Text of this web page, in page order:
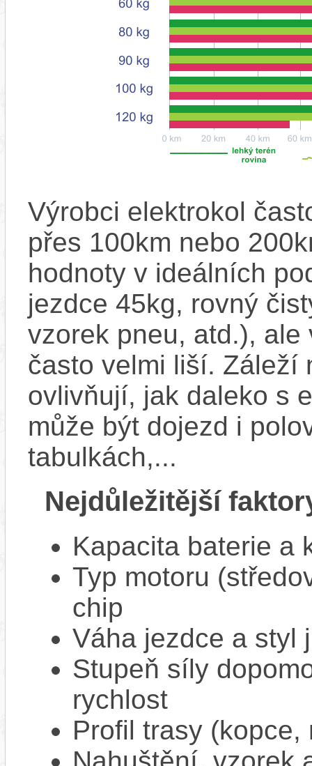
Výrobci elektrokol
přes 100km nebo
hodnoty v ideálních
jezdce 45kg, rovný
vzorek pneu, atd.),
často velmi liší. Záleží
ovlivňují, jak daleko s
může být dojezd i
tabulkách,...
Nejdůležitější
Kapacita baterie a
Typ motoru
chip
Váha jezdce a styl
Stupeň síly
rychlost
Profil trasy